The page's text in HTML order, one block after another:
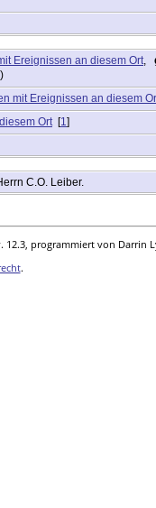
[1 ]
C.O. Leiber.
12.3, programmiert von Darrin
.